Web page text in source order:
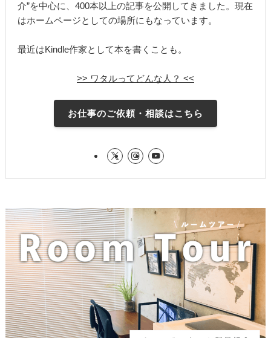
介”を中心に、400本以上の記事を公開してきました。現在
はホームページとしての場所にもなっています。
最近はKindle作家として本を書くことも。
>> ワタルってどんな人？ <<
お仕事のご依頼・相談はこちら